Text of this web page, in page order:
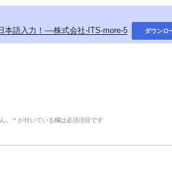
本語入力！-–-株式会社-ITS-more-5 ダウンロ
。 * が付いている欄は必須項目です